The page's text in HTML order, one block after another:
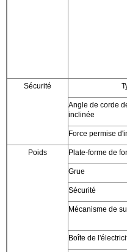
Sécurité
Angle de corde
inclinée
Force permise
Poids Plate-forme de
Grue
Sécurité
Mécanisme de
Boîte de